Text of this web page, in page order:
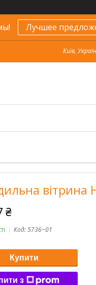
Лучшее
Київ,
вітрина
₴
Код:5736~01
Купити
з